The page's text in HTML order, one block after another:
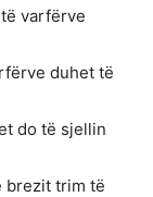
varfërve
duhet të
do të sjellin
brezit trim të